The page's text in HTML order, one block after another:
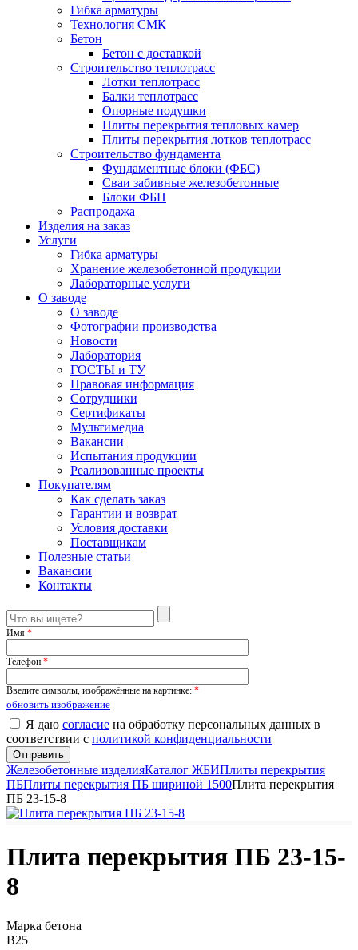
Гибка арматуры
Технология СМК
Бетон
Бетон с доставкой
Строительство теплотрасс
Лотки теплотрасс
Балки теплотрасс
Опорные подушки
Плиты перекрытия тепловых камер
Плиты перекрытия лотков теплотрасс
Строительство фундамента
Фундаментные блоки (ФБС)
Сваи забивные железобетонные
Блоки ФБП
Распродажа
Изделия на заказ
Услуги
Гибка арматуры
Хранение железобетонной продукции
Лабораторные услуги
О заводе
О заводе
Фотографии производства
Новости
Лаборатория
ГОСТЫ и ТУ
Правовая информация
Сотрудники
Сертификаты
Мультимедиа
Вакансии
Испытания продукции
Реализованные проекты
Покупателям
Как сделать заказ
Гарантии и возврат
Условия доставки
Поставщикам
Полезные статьи
Вакансии
Контакты
Имя *
Телефон *
Введите символы, изображённые на картинке: *
обновить изображение
Я даю согласие на обработку персональных данных в
соответствии с политикой конфиденциальности
Железобетонные изделияКаталог ЖБИПлиты перекрытия
ПБПлиты перекрытия ПБ шириной 1500Плита перекрытия
ПБ 23-15-8
Плита перекрытия ПБ 23-15-
8
Марка бетона
B25